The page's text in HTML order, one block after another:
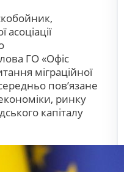
ГО «Офіс
міграційної
пов’язане
ринку
капіталу